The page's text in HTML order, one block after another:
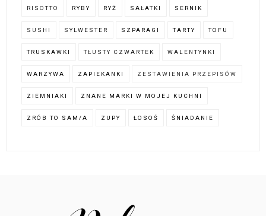
RISOTTO RYBY RYŻ SAŁATKI SERNIK
SUSHI SYLWESTER SZPARAGI TARTY TOFU
TRUSKAWKI TŁUSTY CZWARTEK WALENTYNKI
WARZYWA ZAPIEKANKI ZESTAWIENIA PRZEPISÓW
ZIEMNIAKI ZNANE MARKI W MOJEJ KUCHNI
ZRÓB TO SAM/A ZUPY ŁOSOŚ ŚNIADANIE